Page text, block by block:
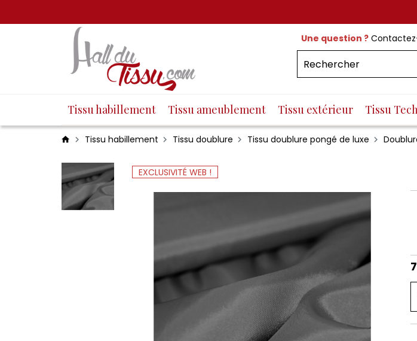
Une question ?
Tissu habillement Tissu ameublement Tissu extérieur Tissu
Tissu habillement Tissu doublure Tissu doublure pongé de luxe
EXCLUSIVITÉ WEB !